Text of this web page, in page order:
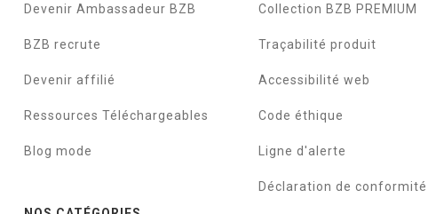
Devenir Ambassadeur BZB
BZB recrute
Devenir affilié
Ressources Téléchargeables
Blog mode
Collection BZB PREMIUM
Traçabilité produit
Accessibilité web
Code éthique
Ligne d'alerte
Déclaration de conformité